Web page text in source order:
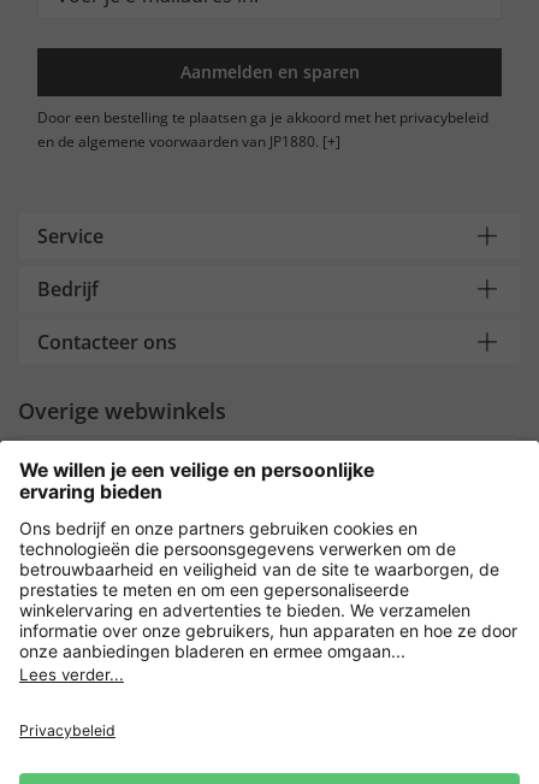
Aanmelden en sparen
Door een bestelling te plaatsen ga je akkoord met het privacybeleid
en de algemene voorwaarden van JP1880. [+]
Service
Bedrijf
Contacteer ons
Overige webwinkels
Nederland
Payment and Delivery
Versleuteling met